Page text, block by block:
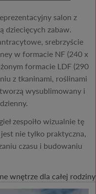
salon z
dziecięcych zabaw.
srebrzyście
w formacie NF (240 x
formacie LDF (290
z tkaninami, roślinami
wysublimowany i
zespoiło wizualnie tę
nie tylko praktyczna,
czasu i budowaniu
wnętrze dla całej rodziny